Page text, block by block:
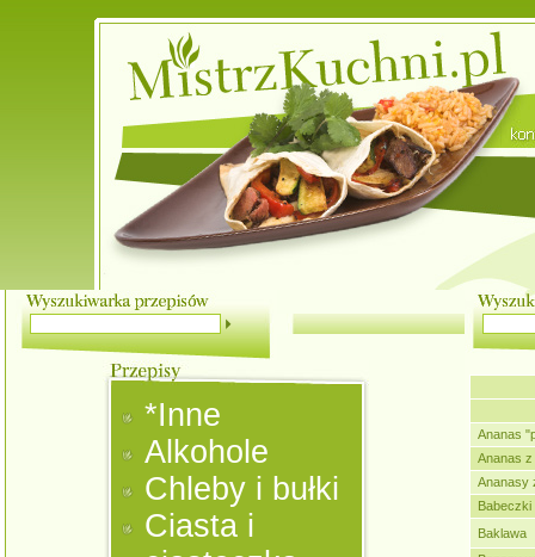
*Inne
Alkohole
Chleby i bułki
Ciasta i
Ananas
Ananas z
Ananasy
Baklawa